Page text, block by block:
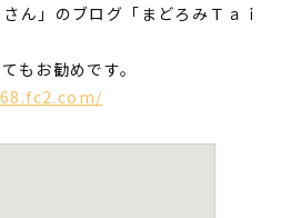
ん」のブログ「まどろみＴａｉ
もお勧めです。